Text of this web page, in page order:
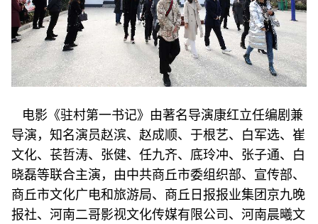
电影《驻村第一书记》由著名导演康红立任编剧兼
导演，知名演员赵滨、赵成顺、于根艺、白军选、崔
文化、苌哲涛、张健、任九齐、底玲冲、张子通、白
晓磊等联合主演，由中共商丘市委组织部、宣传部、
商丘市文化广电和旅游局、商丘日报报业集团京九晚
报社、河南二哥影视文化传媒有限公司、河南晨曦文